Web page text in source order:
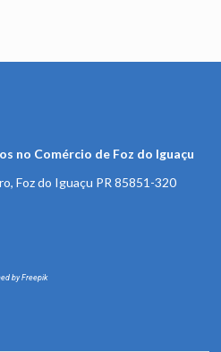
no Comércio de Foz do Iguaçu
Foz do Iguaçu PR 85851-320
by Freepik